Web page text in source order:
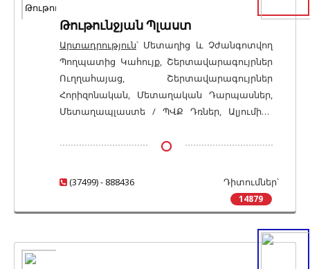
Թութունջյան Պլաստ
Արտադրություն՝ Մետաղից և Չժանգոտվող
Պողպատից Կահույք, Շերտավարագույրներ
Ուղղահայաց, Շերտավարագույրներ
Հորիզոնական, Մետաղական Դարպասներ,
Մետաղապլաստե / ՊՎՔ Դռներ, Ալյումինե
Պատուհաններ, Ալյումինե Պատուհաններ,
Դիտումներ՝
14879
(37499) - 888436